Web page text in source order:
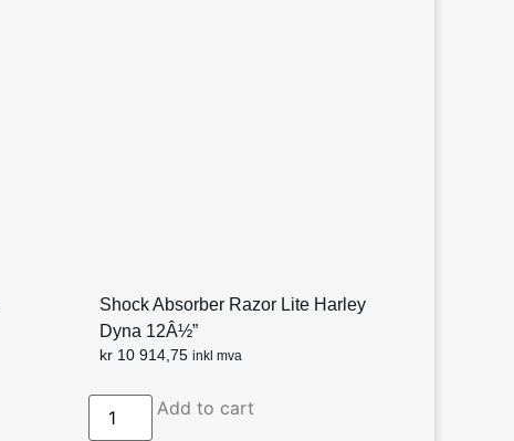
Shock Absorber Razor Lite Harley
Dyna 12Â½”
kr 10 914,75 inkl mva
Add to cart